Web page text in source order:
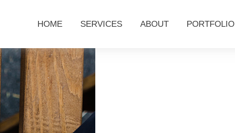
HOME SERVICES ABOUT PORTFOLIO